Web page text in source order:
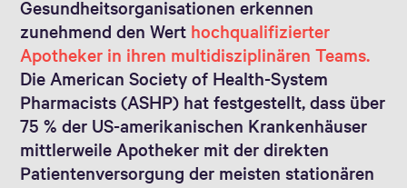
Gesundheitsorganisationen erkennen
zunehmend den Wert hochqualifizierter
Apotheker in ihren multidisziplinären Teams.
Die American Society of Health-System
Pharmacists (ASHP) hat festgestellt, dass über
75 % der US-amerikanischen Krankenhäuser
mittlerweile Apotheker mit der direkten
Patientenversorgung der meisten stationären